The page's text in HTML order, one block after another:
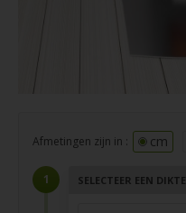
Afmetingen zijn in : cm
SELECTEER EEN DIKTE